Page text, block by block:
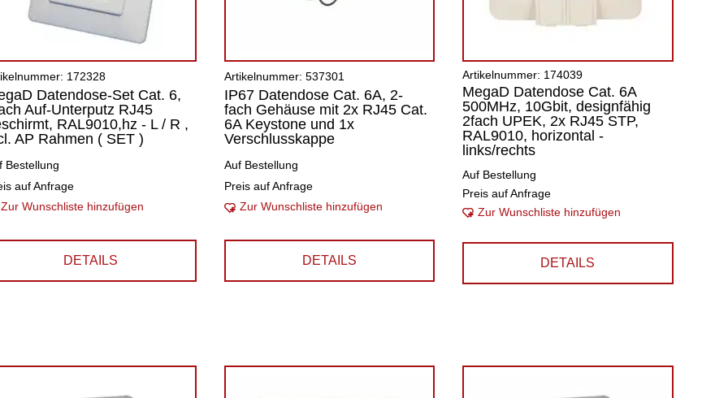
172328
Datendose-Set Cat. 6,
Auf-Unterputz RJ45
RAL9010,hz - L / R ,
AP Rahmen ( SET )
Bestellung
auf Anfrage
Zur Wunschliste hinzufügen
DETAILS
Artikelnummer: 537301
IP67 Datendose Cat. 6A, 2-
fach Gehäuse mit 2x RJ45 Cat.
6A Keystone und 1x
Verschlusskappe
Auf Bestellung
Preis auf Anfrage
Zur Wunschliste hinzufügen
DETAILS
Artikelnummer: 174039
MegaD Datendose Cat. 6A
500MHz, 10Gbit, designfähig
2fach UPEK, 2x RJ45 STP,
RAL9010, horizontal -
links/rechts
Auf Bestellung
Preis auf Anfrage
Zur Wunschliste hinzufügen
DETAILS